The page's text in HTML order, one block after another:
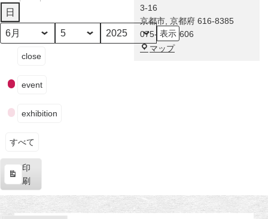
谷
画
三
昧
涯
3-16
京都市 京都府 616-8385
075-863-0606
マップ福
日
月
日
年
ト
カ
close
event
exhibition
すべて
印
刷
示